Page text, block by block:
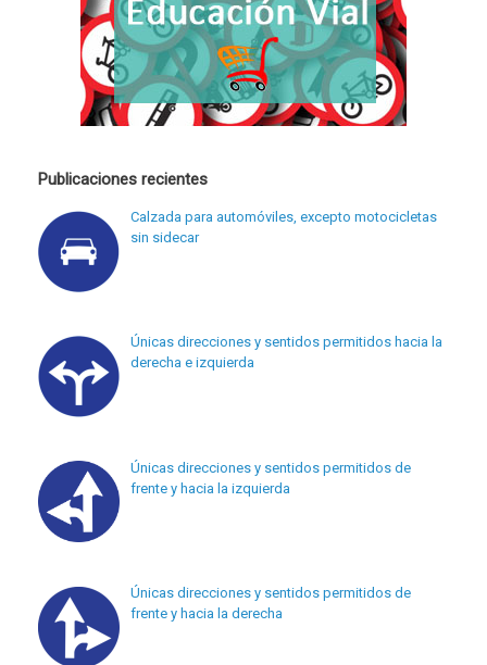
Publicaciones recientes
Calzada para automóviles, excepto motocicletas
sin sidecar
Únicas direcciones y sentidos permitidos hacia la
derecha e izquierda
Únicas direcciones y sentidos permitidos de
frente y hacia la izquierda
Únicas direcciones y sentidos permitidos de
frente y hacia la derecha